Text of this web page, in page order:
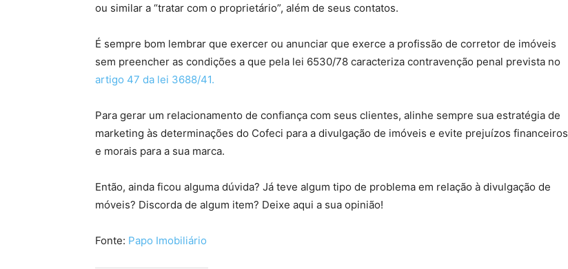
ou similar a “tratar com o proprietário”, além de seus contatos.
É sempre bom lembrar que exercer ou anunciar que exerce a profissão de corretor de imóveis
sem preencher as condições a que pela lei 6530/78 caracteriza contravenção penal prevista no
artigo 47 da lei 3688/41.
Para gerar um relacionamento de confiança com seus clientes, alinhe sempre sua estratégia de
marketing às determinações do Cofeci para a divulgação de imóveis e evite prejuízos financeiros
e morais para a sua marca.
Então, ainda ficou alguma dúvida? Já teve algum tipo de problema em relação à divulgação de
móveis? Discorda de algum item? Deixe aqui a sua opinião!
Fonte: Papo Imobiliário